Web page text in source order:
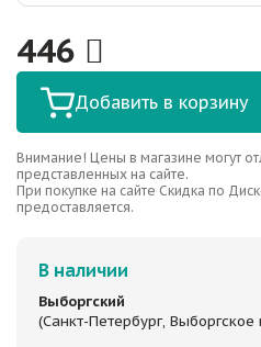
446
Добавить в корзину
Внимание! Цены в магазине могут
представленных на сайте.
При покупке на сайте Скидка по
предоставляется.
В наличии
Выборгский
(Санкт-Петербург,